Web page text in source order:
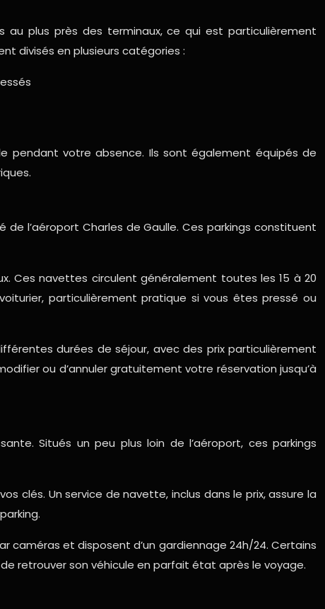
au plus près des terminaux, ce qui est particulièrement
divisés en plusieurs catégories :
pendant votre absence. Ils sont également équipés de
l’aéroport Charles de Gaulle. Ces parkings constituent
Ces navettes circulent généralement toutes les 15 à 20
particulièrement pratique si vous êtes pressé ou
durées de séjour, avec des prix particulièrement
ou d’annuler gratuitement votre réservation jusqu’à
Situés un peu plus loin de l’aéroport, ces parkings
clés. Un service de navette, inclus dans le prix, assure la
caméras et disposent d’un gardiennage 24h/24. Certains
retrouver son véhicule en parfait état après le voyage.